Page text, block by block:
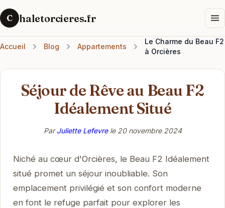
C haletorcieres.fr
Accueil Blog Appartements
Le Charme du Beau F2
à Orcières
Séjour de Rêve au Beau F2
Idéalement Situé
ParJuliette Lefevrele 20 novembre 2024
Niché au cœur d'Orcières, le Beau F2 Idéalement
situé promet un séjour inoubliable. Son
emplacement privilégié et son confort moderne
en font le refuge parfait pour explorer les